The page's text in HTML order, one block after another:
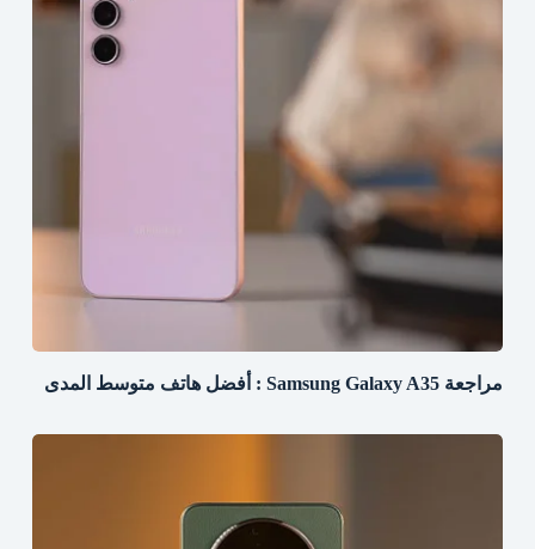
مراجعة Samsung Galaxy A35 : أفضل هاتف متوسط المدى